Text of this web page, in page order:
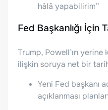
hâlâ yapabilirim”
Fed Başkanlığı İçin
Trump, Powell’ın
ilişkin soruya net bir
Yeni Fed başkanı
açıklanması